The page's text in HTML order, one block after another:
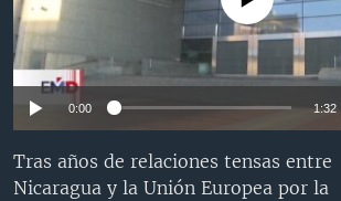
VENEZUELA
BRASIL
NICARAGUA
ECONOMÍA
ENTRETENIMIENTO Y CULTURA
TECNOLOGÍA
CIENCIA Y SALUD
MULTIMEDIA
VIDEOS
FOTOGRAFÍA
PROGRAMAS TV
EL MUNDO AL DÍA
RADIO
AUDIONOTICIAS
DOCUMENTALES DE LA VOA
0:00 1:32
Tras años de relaciones tensas entre
Nicaragua y la Unión Europea por la